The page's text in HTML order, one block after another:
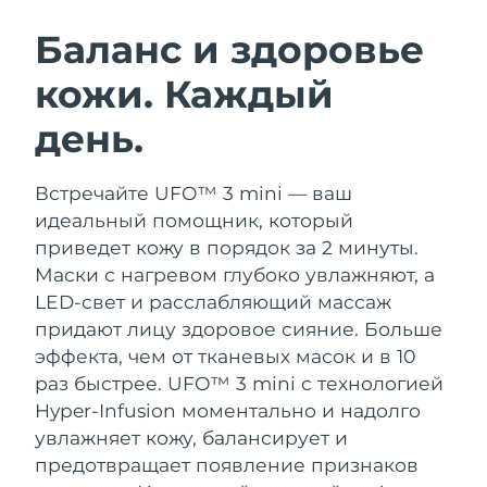
Баланс и здоровье
кожи. Каждый
день.
Встречайте UFO™ 3 mini — ваш
идеальный помощник, который
приведет кожу в порядок за 2 минуты.
Маски с нагревом глубоко увлажняют, а
LED-свет и расслабляющий массаж
придают лицу здоровое сияние. Больше
эффекта, чем от тканевых масок и в 10
раз быстрее. UFO™ 3 mini с технологией
Hyper-Infusion моментально и надолго
увлажняет кожу, балансирует и
предотвращает появление признаков
Очищение кожи
Anti-aging massage
LUNA™ 4 Plus
Massage, LED heating
LUNA™ 4 Men
For men, anti-aging massage
Microcurrent toning
BEAR™ 2 go
Microcurrent toning on-the-go
BEAR™ 2 eyes & lips
Microcurrent line smoothing device
Увлажнение
UFO™ 3 набор
Deep facial hydration
UFO™ 3 LED
Near-infrared and red light therapy
device
Забота о полости рта
issa™ 4
Hybrid silicone sonic toothbrush
issa™ 4 plus
Smart hybrid silicone sonic toothbrush
FAQ™ АНТИВОЗРАСТНОЙ УХОД
Омоложение LED-процедуры
NEW
Австралия
Ожидаемая дата доставки
Австрия
Бахрейн
Ожидаемая дата доставки
Бельгия
Ожидаемая дата доставки
Бермудские о-ва
Ожидаемая дата доставки
8/15/26
Босния и
Герцеговина
Ожидаемая дата доставки